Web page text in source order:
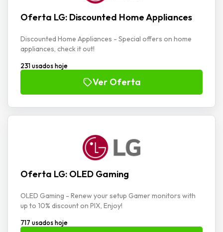
Oferta LG: Discounted Home Appliances
Discounted Home Appliances - Special offers on home
appliances, check it out!
231 usados hoje
Ver Oferta
Oferta LG: OLED Gaming
OLED Gaming - Renew your setup Gamer monitors with
up to 10% discount on PIX, Enjoy!
717 usados hoje